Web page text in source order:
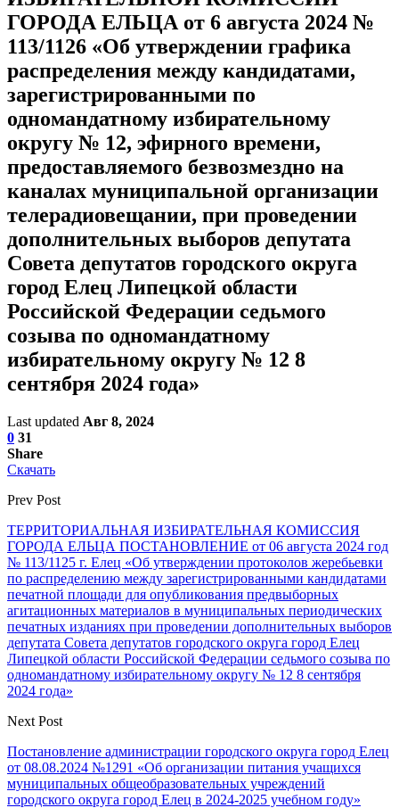
ГОРОДА ЕЛЬЦА от 6 августа 2024 №
113/1126 «Об утверждении графика
распределения между кандидатами,
зарегистрированными по
одномандатному избирательному
округу № 12, эфирного времени,
предоставляемого безвозмездно на
каналах муниципальной организации
телерадиовещании, при проведении
дополнительных выборов депутата
Совета депутатов городского округа
город Елец Липецкой области
Российской Федерации седьмого
созыва по одномандатному
избирательному округу № 12 8
сентября 2024 года»
Last updated Авг 8, 2024
0 31
Share
Скачать
Prev Post
ТЕРРИТОРИАЛЬНАЯ ИЗБИРАТЕЛЬНАЯ КОМИССИЯ
ГОРОДА ЕЛЬЦА ПОСТАНОВЛЕНИЕ от 06 августа 2024 год
№ 113/1125 г. Елец «Об утверждении протоколов жеребьевки
по распределению между зарегистрированными кандидатами
печатной площади для опубликования предвыборных
агитационных материалов в муниципальных периодических
печатных изданиях при проведении дополнительных выборов
депутата Совета депутатов городского округа город Елец
Липецкой области Российской Федерации седьмого созыва по
одномандатному избирательному округу № 12 8 сентября
2024 года»
Next Post
Постановление администрации городского округа город Елец
от 08.08.2024 №1291 «Об организации питания учащихся
муниципальных общеобразовательных учреждений
городского округа город Елец в 2024-2025 учебном году»